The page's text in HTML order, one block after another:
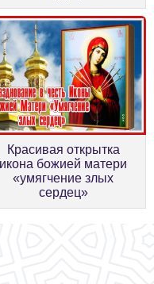
Красивая открытка
икона божией матери
«умягчение злых
сердец»